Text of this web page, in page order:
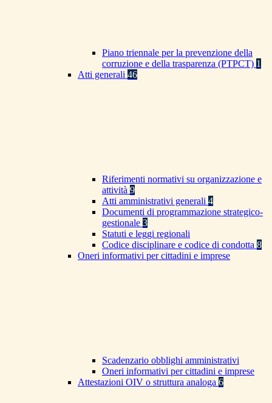
Piano triennale per la prevenzione della
corruzione e della trasparenza (PTPCT) 1
Atti generali 46
Riferimenti normativi su organizzazione e
attività 9
Atti amministrativi generali 4
Documenti di programmazione strategico-
gestionale 3
Statuti e leggi regionali
Codice disciplinare e codice di condotta 8
Oneri informativi per cittadini e imprese
Scadenzario obblighi amministrativi
Oneri informativi per cittadini e imprese
Attestazioni OIV o struttura analoga 6